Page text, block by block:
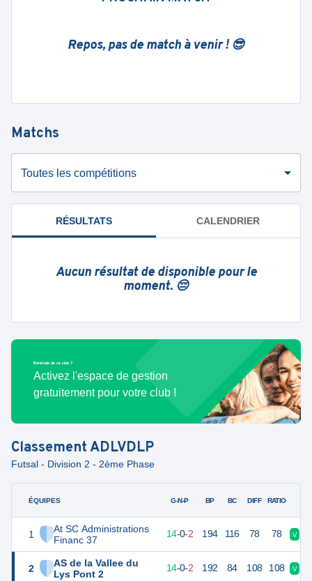
Repos, pas de match à venir ! 😎
Matchs
Toutes les compétitions
RÉSULTATS CALENDRIER
Aucun résultat de disponible pour le
moment. 😔
Bénévole de ce club ?
Activez l'espace de gestion
gratuitement pour votre club !
ClassementADLVDLP
Futsal - Division 2 - 2ème Phase
ÉQUIPES
1
At SC Administrations
Financ 37
2
AS de la Vallee du
Lys Pont 2
G-N-P BP BC DIFF RATIO
58 16 14-0-2 194 116 78 78 V
58 14-0-2 192 84 108 108 V